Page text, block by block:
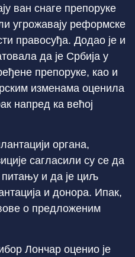
ван снаге препоруке
угрожавају реформске
правосуђа. Додао је и
да је Србија у
препоруке, као и
изменама оценила
напред ка већој
органа,
сагласили су се да
и да је циљ
и донора. Ипак,
о предложеним
Лончар оценио је